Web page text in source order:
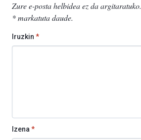
Zure e-posta helbidea ez da argitaratuko.
*markatuta daude.
Iruzkin *
Izena *